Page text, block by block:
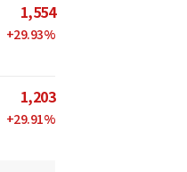
1,554
+29.93%
1,203
+29.91%